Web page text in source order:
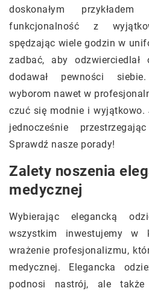
doskonałym
funkcjonalność z
spędzając wiele godzin w
zadbać, aby
dodawał pewności
wyborom nawet w
czuć się modnie i
jednocześnie
Sprawdź nasze porady!
Zalety noszenia
medycznej
Wybierając elegancką
wszystkim inwestujemy
wrażenie profesjonalizmu,
medycznej. Elegancka
podnosi nastrój, ale także